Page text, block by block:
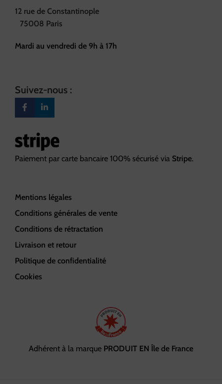
12 rue de Constantinople
75008 Paris
Mardi au vendredi de 9h à 17h
Suivez-nous :
Paiement par carte bancaire 100% sécurisé via Stripe.
Mentions légales
Conditions générales de vente
Conditions de rétractation
Livraison et retour
Politique de confidentialité
Cookies
Adhérent à la marque PRODUIT EN Île de France